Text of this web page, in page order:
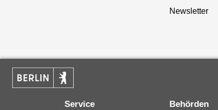
Newsletter
Service Behörden